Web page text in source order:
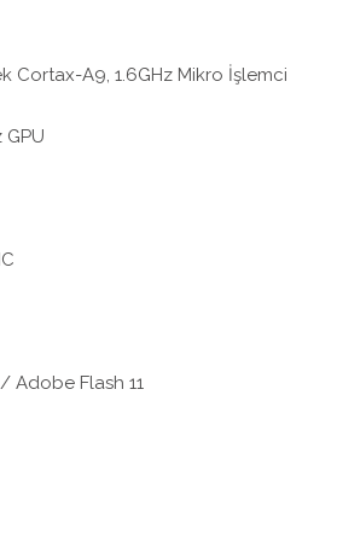
Cortax-A9, 1.6GHz Mikro İşlemci
GPU
Adobe Flash 11